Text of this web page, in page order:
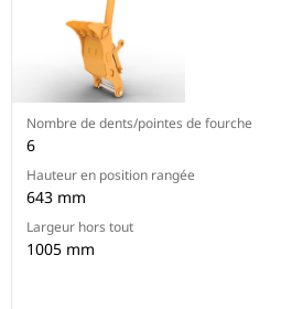
Nombre de dents/pointes de fourche
6
Hauteur en position rangée
643 mm
Largeur hors tout
1005 mm